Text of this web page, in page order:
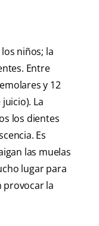
niños; la
Entre
y 12
La
los dientes
Es
las muelas
lugar para
provocar la